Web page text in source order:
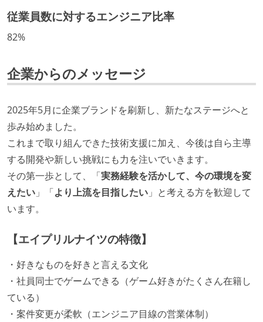
CTO またはそれに準じる、技術やワークフローの標準
アである
している
ワークフローの整備
全てのコードをバージョン管理ツールで管理している
各メンバーが実装したコードのマージは Pull Request
ベースで行われる
自動（＝システム化され、1コマンドで実行できる）
オープンな情報共有
KPI などチームの目標・実績値について、メンバーの
誰もがいつでも閲覧可能になっている
労働環境の自由度
従業員数に対するエンジニア比率
82%
企業からのメッセージ
2025年5月に企業ブランドを刷新し、新たなステージへと
歩み始めました。
これまで取り組んできた技術支援に加え、今後は自ら主導
する開発や新しい挑戦にも力を注いでいきます。
その第一歩として、「実務経験を活かして、今の環境を変
えたい 」「より上流を目指したい 」と考える方を歓迎して
います。
【エイプリルナイツの特徴】
・好きなものを好きと言える文化
・社員同士でゲームできる（ゲーム好きがたくさん在籍し
ている）
・案件変更が柔軟（エンジニア目線の営業体制）